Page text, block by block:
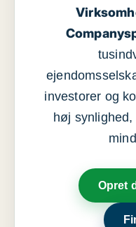
investorer og
høj
Opret